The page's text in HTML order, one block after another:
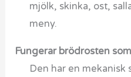
mjölk, skinka, ost,
meny.
Fungerar brödrosten
Den har en mekanisk